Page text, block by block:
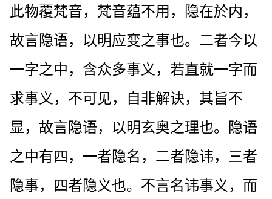
此物覆梵音，梵音蕴不用，隐在於内，
故言隐语，以明应变之事也。二者今以
一字之中，含众多事义，若直就一字而
求事义，不可见，自非解诀，其旨不
显，故言隐语，以明玄奥之理也。隐语
之中有四，一者隐名，二者隐讳，三者
隐事，四者隐义也。不言名讳事义，而